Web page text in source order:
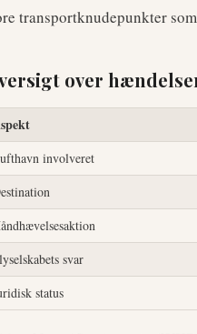
transportknudepunkter
over
involveret
svar
status